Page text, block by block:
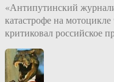
«Антипутинский
катастрофе на мотоцикле
критиковал российское